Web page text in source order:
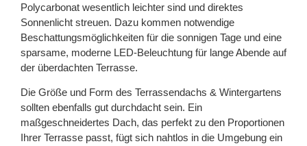
Polycarbonat wesentlich leichter sind und direktes
Sonnenlicht streuen. Dazu kommen notwendige
Beschattungsmöglichkeiten für die sonnigen Tage und eine
sparsame, moderne LED-Beleuchtung für lange Abende auf
der überdachten Terrasse.
Die Größe und Form des Terrassendachs & Wintergartens
sollten ebenfalls gut durchdacht sein. Ein
maßgeschneidertes Dach, das perfekt zu den Proportionen
Ihrer Terrasse passt, fügt sich nahtlos in die Umgebung ein